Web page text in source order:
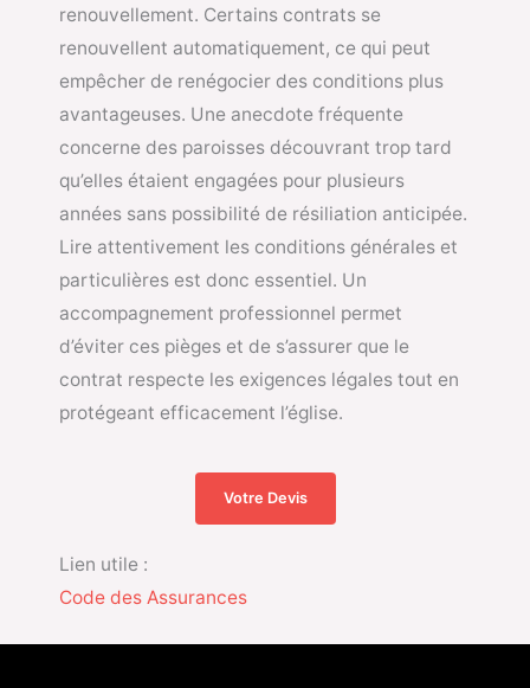
renouvellement. Certains contrats se
renouvellent automatiquement, ce qui peut
empêcher de renégocier des conditions plus
avantageuses. Une anecdote fréquente
concerne des paroisses découvrant trop tard
qu’elles étaient engagées pour plusieurs
années sans possibilité de résiliation anticipée.
Lire attentivement les conditions générales et
particulières est donc essentiel. Un
accompagnement professionnel permet
d’éviter ces pièges et de s’assurer que le
contrat respecte les exigences légales tout en
protégeant efficacement l’église.
Votre Devis
Lien utile :
Code des Assurances